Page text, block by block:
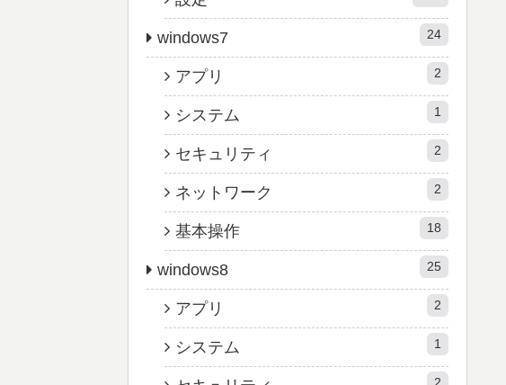
windows7 24
アプリ 2
システム 1
セキュリティ 2
ネットワーク 2
基本操作 18
windows8 25
アプリ 2
システム 1